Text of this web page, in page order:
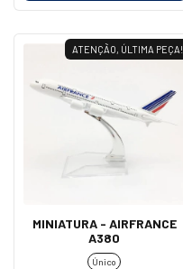
ATENÇÃO, ÚLTIMA PEÇA!
MINIATURA - AIRFRANCE
A380
Único